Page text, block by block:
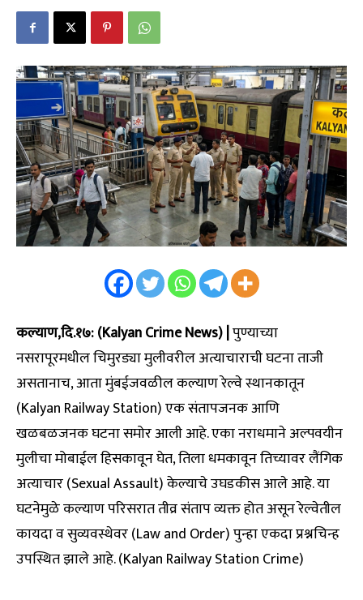
कल्याण,दि.१७: (Kalyan Crime News) |पुण्याच्या
नसरापूरमधील चिमुरड्या मुलीवरील अत्याचाराची घटना ताजी
असतानाच, आता मुंबईजवळील कल्याण रेल्वे स्थानकातून
(Kalyan Railway Station) एक संतापजनक आणि
खळबळजनक घटना समोर आली आहे. एका नराधमाने अल्पवयीन
मुलीचा मोबाईल हिसकावून घेत, तिला धमकावून तिच्यावर लैंगिक
अत्याचार (Sexual Assault) केल्याचे उघडकीस आले आहे. या
घटनेमुळे कल्याण परिसरात तीव्र संताप व्यक्त होत असून रेल्वेतील
कायदा व सुव्यवस्थेवर (Law and Order) पुन्हा एकदा प्रश्नचिन्ह
उपस्थित झाले आहे. (Kalyan Railway Station Crime)